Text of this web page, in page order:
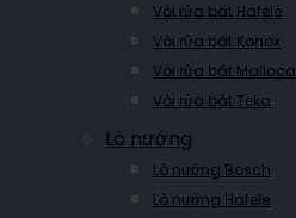
Vòi rửa bát Hafele
Vòi rửa bát Konox
Vòi rửa bát Malloca
Vòi rửa bát Teka
Lò nướng
Lò nướng Bosch
Lò nướng Hafele